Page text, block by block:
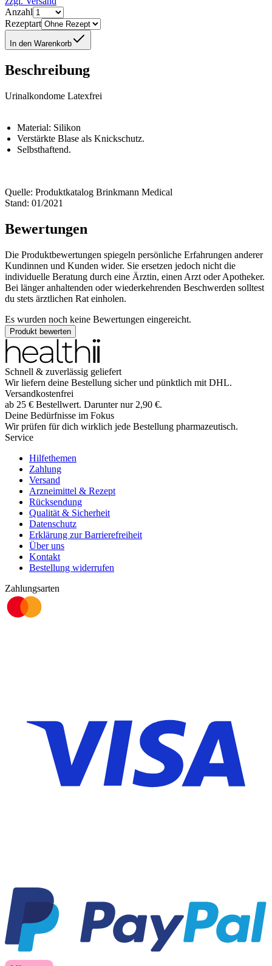
Anzahl
Rezeptart
In den Warenkorb
Beschreibung
Urinalkondome Latexfrei
Material: Silikon
Verstärkte Blase als Knickschutz.
Selbsthaftend.
Quelle: Produktkatalog Brinkmann Medical
Stand: 01/2021
Bewertungen
Die Produktbewertungen spiegeln persönliche Erfahrungen anderer
Kundinnen und Kunden wider. Sie ersetzen jedoch nicht die
individuelle Beratung durch eine Ärztin, einen Arzt oder Apotheker.
Bei länger anhaltenden oder wiederkehrenden Beschwerden solltest
du stets ärztlichen Rat einholen.
Es wurden noch keine Bewertungen eingereicht.
Produkt bewerten
Schnell & zuverlässig geliefert
Wir liefern deine Bestellung sicher und pünktlich mit DHL.
Versandkostenfrei
ab 25 € Bestellwert. Darunter nur 2,90 €.
Deine Bedürfnisse im Fokus
Wir prüfen für dich wirklich jede Bestellung pharmazeutisch.
Service
Hilfethemen
Zahlung
Versand
Arzneimittel & Rezept
Rücksendung
Qualität & Sicherheit
Datenschutz
Erklärung zur Barrierefreiheit
Über uns
Kontakt
Bestellung widerrufen
Zahlungsarten